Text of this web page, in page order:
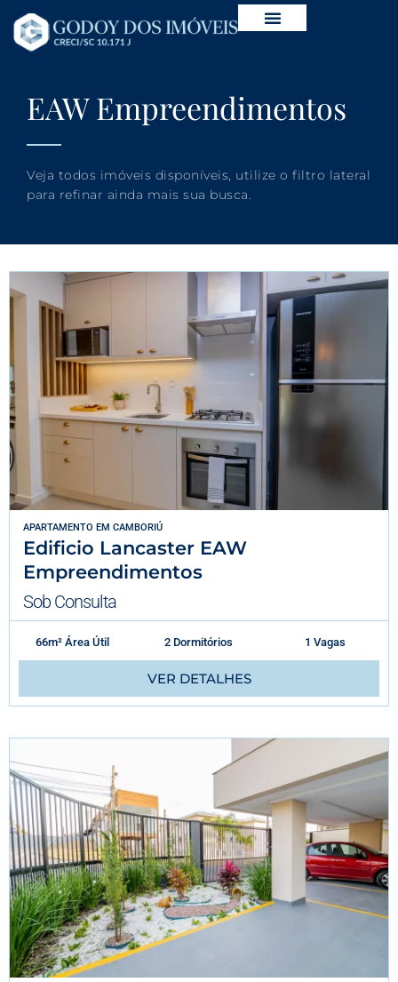
EAW Empreendimentos
Veja todos imóveis disponíveis, utilize o filtro lateral
para refinar ainda mais sua busca.
APARTAMENTO EM CAMBORIÚ
Edificio Lancaster EAW
Empreendimentos
Sob Consulta
66m² Área Útil 2 Dormitórios 1 Vagas
VER DETALHES